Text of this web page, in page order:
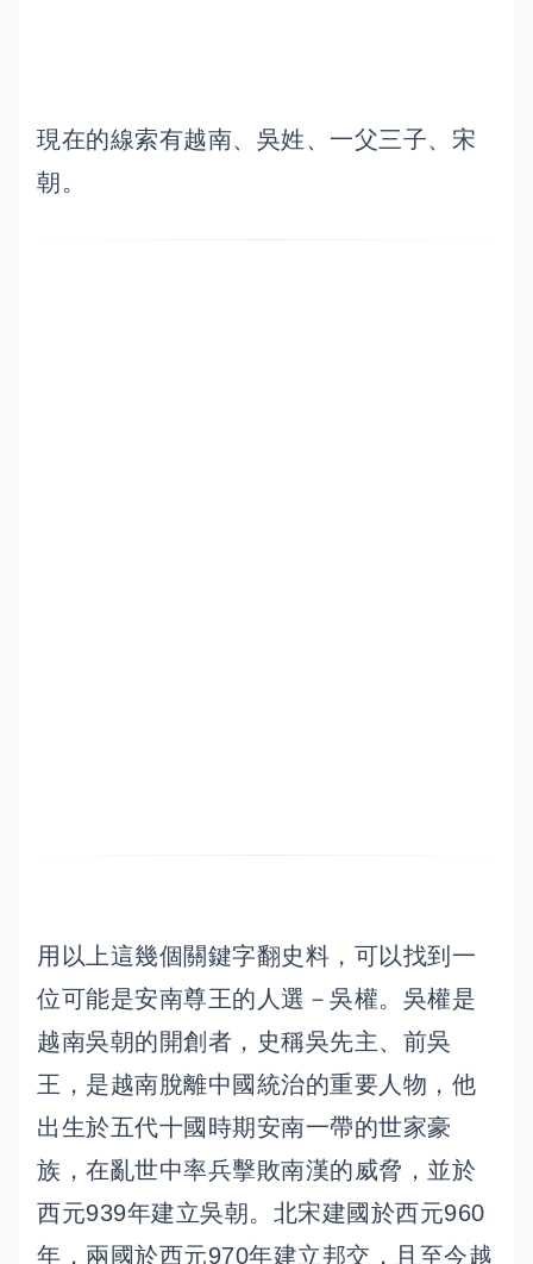
現在的線索有越南、吳姓、一父三子、宋
朝。
用以上這幾個關鍵字翻史料，可以找到一
位可能是安南尊王的人選－吳權。吳權是
越南吳朝的開創者，史稱吳先主、前吳
王，是越南脫離中國統治的重要人物，他
出生於五代十國時期安南一帶的世家豪
族，在亂世中率兵擊敗南漢的威脅，並於
西元939年建立吳朝。北宋建國於西元960
年，兩國於西元970年建立邦交，且至今越